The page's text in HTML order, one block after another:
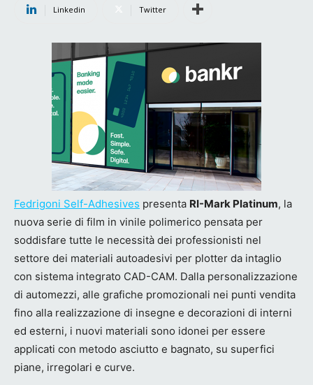
Linkedin Twitter
Fedrigoni Self-Adhesives presenta RI-Mark Platinum, la
nuova serie di film in vinile polimerico pensata per
soddisfare tutte le necessità dei professionisti nel
settore dei materiali autoadesivi per plotter da intaglio
con sistema integrato CAD-CAM. Dalla personalizzazione
di automezzi, alle grafiche promozionali nei punti vendita
fino alla realizzazione di insegne e decorazioni di interni
ed esterni, i nuovi materiali sono idonei per essere
applicati con metodo asciutto e bagnato, su superfici
piane, irregolari e curve.